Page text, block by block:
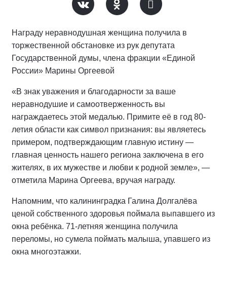
Награду неравнодушная женщина получила в
торжественной обстановке из рук депутата
Государственной думы, члена фракции «Единой
России» Марины Оргеевой
«В знак уважения и благодарности за ваше
неравнодушие и самоотверженность вы
награждаетесь этой медалью. Примите её в год 80-
летия области как символ признания: вы являетесь
примером, подтверждающим главную истину —
главная ценность нашего региона заключена в его
жителях, в их мужестве и любви к родной земле», —
отметила Марина Оргеева, вручая награду.
Напомним, что калининградка Галина Долгалёва
ценой собственного здоровья поймала выпавшего из
окна ребёнка. 71-летняя женщина получила
переломы, но сумела поймать малыша, упавшего из
окна многоэтажки.